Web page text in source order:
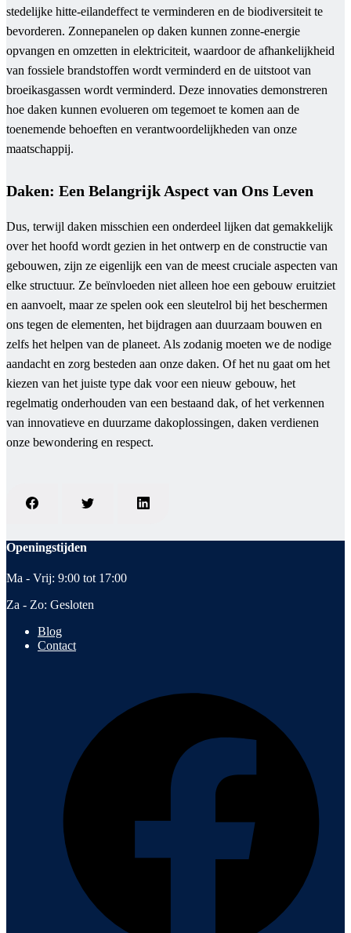
stedelijke hitte-eilandeffect te verminderen en de biodiversiteit te
bevorderen. Zonnepanelen op daken kunnen zonne-energie
opvangen en omzetten in elektriciteit, waardoor de afhankelijkheid
van fossiele brandstoffen wordt verminderd en de uitstoot van
broeikasgassen wordt verminderd. Deze innovaties demonstreren
hoe daken kunnen evolueren om tegemoet te komen aan de
toenemende behoeften en verantwoordelijkheden van onze
maatschappij.
Daken: Een Belangrijk Aspect van Ons Leven
Dus, terwijl daken misschien een onderdeel lijken dat gemakkelijk
over het hoofd wordt gezien in het ontwerp en de constructie van
gebouwen, zijn ze eigenlijk een van de meest cruciale aspecten van
elke structuur. Ze beïnvloeden niet alleen hoe een gebouw eruitziet
en aanvoelt, maar ze spelen ook een sleutelrol bij het beschermen
ons tegen de elementen, het bijdragen aan duurzaam bouwen en
zelfs het helpen van de planeet. Als zodanig moeten we de nodige
aandacht en zorg besteden aan onze daken. Of het nu gaat om het
kiezen van het juiste type dak voor een nieuw gebouw, het
regelmatig onderhouden van een bestaand dak, of het verkennen
van innovatieve en duurzame dakoplossingen, daken verdienen
onze bewondering en respect.
Openingstijden
Ma - Vrij: 9:00 tot 17:00
Za - Zo: Gesloten
Blog
Contact